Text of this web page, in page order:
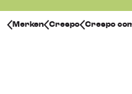
Merken Crespo Crespo